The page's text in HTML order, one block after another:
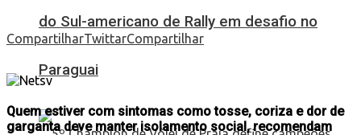
do Sul-americano de Rally em desafio no
Paraguai
CompartilharTwittarCompartilhar
Quem estiver com sintomas como tosse, coriza e dor de
garganta deve manter isolamento social, recomendam